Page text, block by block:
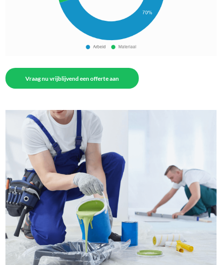
Vraag nu vrijblijvend een offerte aan